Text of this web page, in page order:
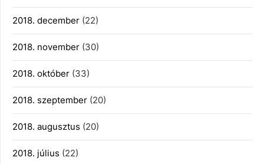
2018. december (22)
2018. november (30)
2018. október (33)
2018. szeptember (20)
2018. augusztus (20)
2018. július (22)